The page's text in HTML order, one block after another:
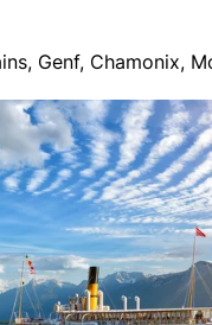
Genf, Chamonix,